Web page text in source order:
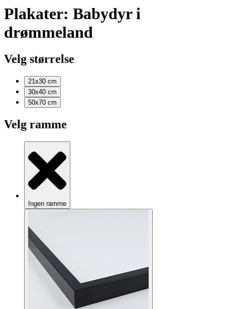
Plakater: Babydyr i
drømmeland
Velg størrelse
21x30 cm
30x40 cm
50x70 cm
Velg ramme
Ingen ramme